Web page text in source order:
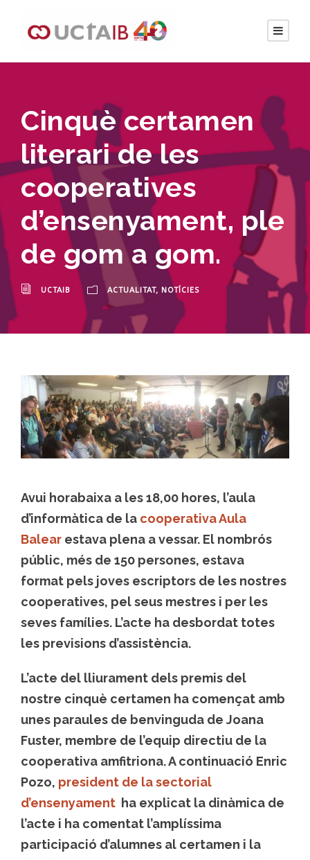
Cinquè certamen
literari de les
cooperatives
d’ensenyament, ple
de gom a gom.
UCTAIB ACTUALITAT, NOTÍCIES
Avui horabaixa a les 18,00 hores, l’aula
d’informàtica de la cooperativa Aula
Balear estava plena a vessar. El nombrós
públic, més de 150 persones, estava
format pels joves escriptors de les nostres
cooperatives, pel seus mestres i per les
seves famílies. L’acte ha desbordat totes
les previsions d’assistència.
L’acte del lliurament dels premis del
nostre cinquè certamen ha començat amb
unes paraules de benvinguda de Joana
Fuster, membre de l’equip directiu de la
cooperativa amfitriona. A continuació Enric
Pozo, president de la sectorial
d’ensenyament ha explicat la dinàmica de
l’acte i ha comentat l’amplíssima
participació d’alumnes al certamen i la